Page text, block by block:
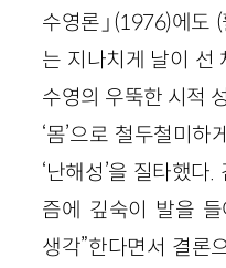
수영론」(1976)에도
는 지나치게 날이 선
수영의 우뚝한 시적
‘몸’으로 철두철미
‘난해성’을 질타했다
즘에 깊숙이 발을 들
생각”한다면서 결론